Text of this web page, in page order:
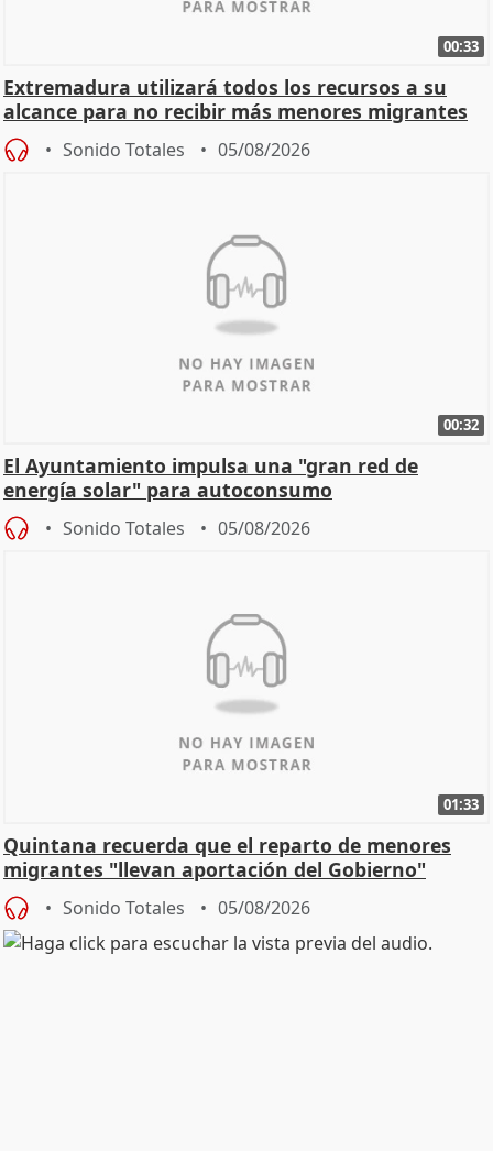
00:33
Extremadura utilizará todos los recursos a su
alcance para no recibir más menores migrantes
Sonido Totales 05/08/2026
00:32
El Ayuntamiento impulsa una "gran red de
energía solar" para autoconsumo
Sonido Totales 05/08/2026
01:33
Quintana recuerda que el reparto de menores
migrantes "llevan aportación del Gobierno"
central
Sonido Totales 05/08/2026